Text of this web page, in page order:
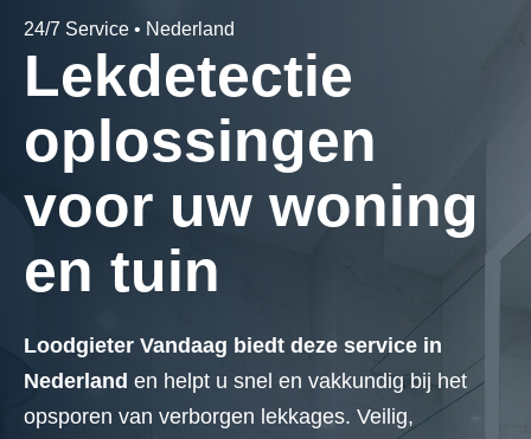
24/7 Service • Nederland
Lekdetectie
oplossingen
voor uw woning
en tuin
Loodgieter Vandaag biedt deze service in
Nederland en helpt u snel en vakkundig bij het
opsporen van verborgen lekkages. Veilig,